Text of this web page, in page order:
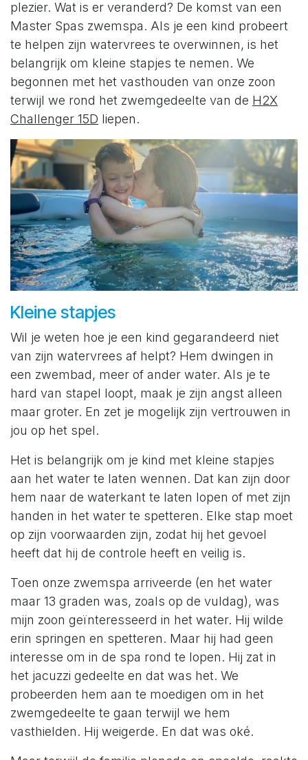
plezier. Wat is er veranderd? De komst van een
Master Spas zwemspa. Als je een kind probeert
te helpen zijn watervrees te overwinnen, is het
belangrijk om kleine stapjes te nemen. We
begonnen met het vasthouden van onze zoon
terwijl we rond het zwemgedeelte van de H2X
Challenger 15D liepen.
Kleine stapjes
Wil je weten hoe je een kind gegarandeerd niet
van zijn watervrees af helpt? Hem dwingen in
een zwembad, meer of ander water. Als je te
hard van stapel loopt, maak je zijn angst alleen
maar groter. En zet je mogelijk zijn vertrouwen in
jou op het spel.
Het is belangrijk om je kind met kleine stapjes
aan het water te laten wennen. Dat kan zijn door
hem naar de waterkant te laten lopen of met zijn
handen in het water te spetteren. Elke stap moet
op zijn voorwaarden zijn, zodat hij het gevoel
heeft dat hij de controle heeft en veilig is.
Toen onze zwemspa arriveerde (en het water
maar 13 graden was, zoals op de vuldag), was
mijn zoon geïnteresseerd in het water. Hij wilde
erin springen en spetteren. Maar hij had geen
interesse om in de spa rond te lopen. Hij zat in
het jacuzzi gedeelte en dat was het. We
probeerden hem aan te moedigen om in het
zwemgedeelte te gaan terwijl we hem
vasthielden. Hij weigerde. En dat was oké.